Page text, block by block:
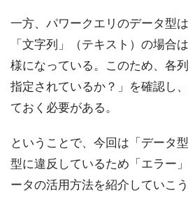
一方、パワークエリのデータ型
「文字列」（テキスト）の場合
様になっている。このため、各
指定されているか？」を確認し
ておく必要がある。
ということで、今回は「データ
型に違反しているため「エラー
ータの活用方法を紹介していこう